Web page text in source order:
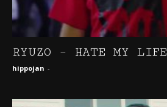
RYUZO – HATE MY LIFE
hippojan -